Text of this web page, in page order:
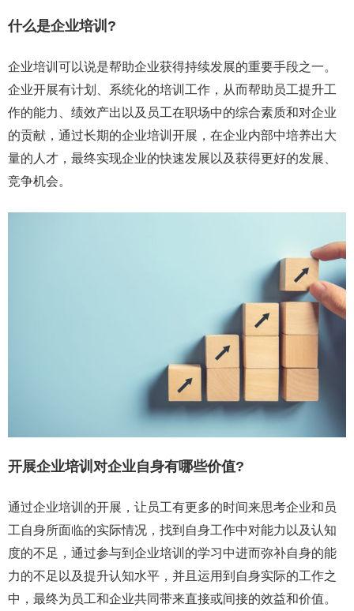
什么是企业培训?
企业培训可以说是帮助企业获得持续发展的重要手段之一。
企业开展有计划、系统化的培训工作，从而帮助员工提升工
作的能力、绩效产出以及员工在职场中的综合素质和对企业
的贡献，通过长期的企业培训开展，在企业内部中培养出大
量的人才，最终实现企业的快速发展以及获得更好的发展、
竞争机会。
开展企业培训对企业自身有哪些价值?
通过企业培训的开展，让员工有更多的时间来思考企业和员
工自身所面临的实际情况，找到自身工作中对能力以及认知
度的不足，通过参与到企业培训的学习中进而弥补自身的能
力的不足以及提升认知水平，并且运用到自身实际的工作之
中，最终为员工和企业共同带来直接或间接的效益和价值。